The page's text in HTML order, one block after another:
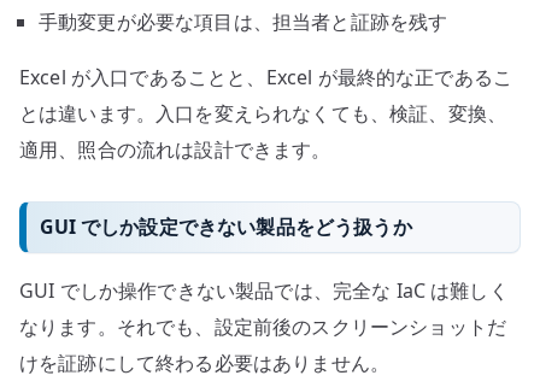
手動変更が必要な項目は、担当者と証跡を残す
Excel が入口であることと、Excel が最終的な正であるこ
とは違います。入口を変えられなくても、検証、変換、
適用、照合の流れは設計できます。
GUI でしか設定できない製品をどう扱うか
GUI でしか操作できない製品では、完全な IaC は難しく
なります。それでも、設定前後のスクリーンショットだ
けを証跡にして終わる必要はありません。